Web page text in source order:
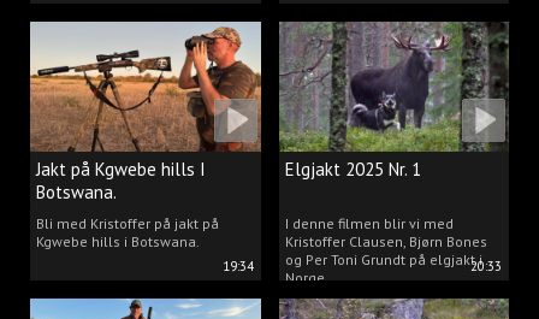
19:34
Jakt på Kgwebe hills I
Botswana.
Bli med Kristoffer på jakt på
Kgwebe hills i Botswana.
20:33
Elgjakt 2025 Nr. 1
I denne filmen blir vi med
Kristoffer Clausen, Bjørn Bones
og Per Toni Grundt på elgjakt i
Norge.